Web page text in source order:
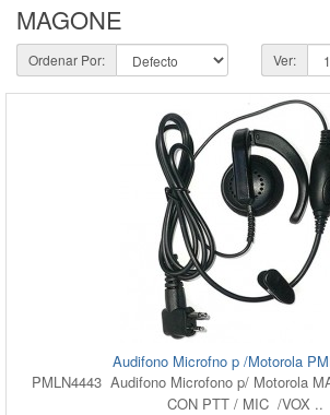
MAGONE
Ordenar Por: Ver:
Audifono Microfno p /Motorola
PMLN4443 Audifono Microfono p/ Motorola
CON PTT / MIC /VOX ..